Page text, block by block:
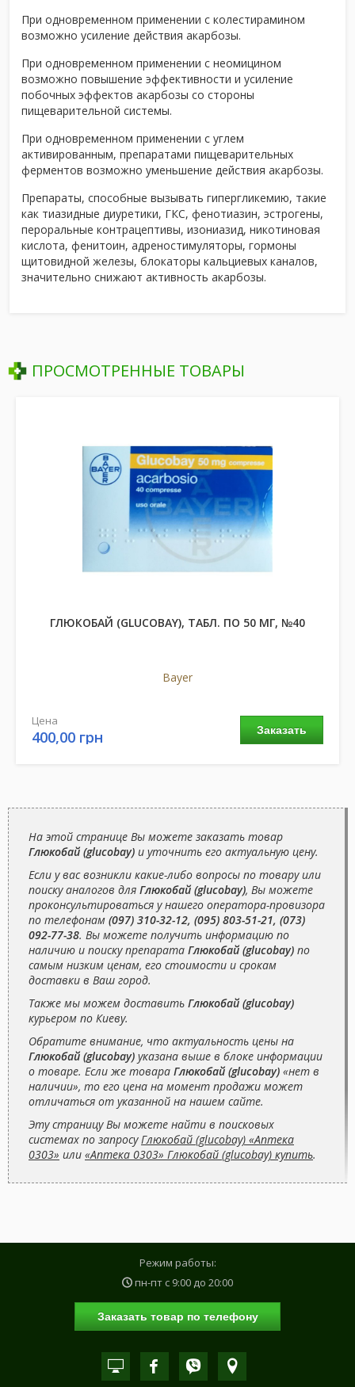
При одновременном применении с колестирамином
возможно усиление действия акарбозы.
При одновременном применении с неомицином
возможно повышение эффективности и усиление
побочных эффектов акарбозы со стороны
пищеварительной системы.
При одновременном применении с углем
активированным, препаратами пищеварительных
ферментов возможно уменьшение действия акарбозы.
Препараты, способные вызывать гипергликемию, такие
как тиазидные диуретики, ГКС, фенотиазин, эстрогены,
пероральные контрацептивы, изониазид, никотиновая
кислота, фенитоин, адреностимуляторы, гормоны
щитовидной железы, блокаторы кальциевых каналов,
значительно снижают активность акарбозы.
ПРОСМОТРЕННЫЕ ТОВАРЫ
ГЛЮКОБАЙ (GLUCOBAY), ТАБЛ. ПО 50 МГ, №40
Bayer
Заказать
Цена
400,00 грн
На этой странице Вы можете заказать товар
Глюкобай (glucobay) и уточнить его актуальную цену.
Если у вас возникли какие-либо вопросы по товару или
поиску аналогов для Глюкобай (glucobay), Вы можете
проконсультироваться у нашего оператора-провизора
по телефонам (097) 310-32-12, (095) 803-51-21, (073)
092-77-38. Вы можете получить информацию по
наличию и поиску препарата Глюкобай (glucobay) по
самым низким ценам, его стоимости и срокам
доставки в Ваш город.
Также мы можем доставить Глюкобай (glucobay)
курьером по Киеву.
Обратите внимание, что актуальность цены на
Глюкобай (glucobay) указана выше в блоке информации
о товаре. Если же товара Глюкобай (glucobay) «нет в
наличии», то его цена на момент продажи может
отличаться от указанной на нашем сайте.
Эту страницу Вы можете найти в поисковых
системах по запросуГлюкобай (glucobay) «Аптека
0303» или «Аптека 0303» Глюкобай (glucobay) купить.
Режим работы:
пн-пт с 9:00 до 20:00
Заказать товар по телефону